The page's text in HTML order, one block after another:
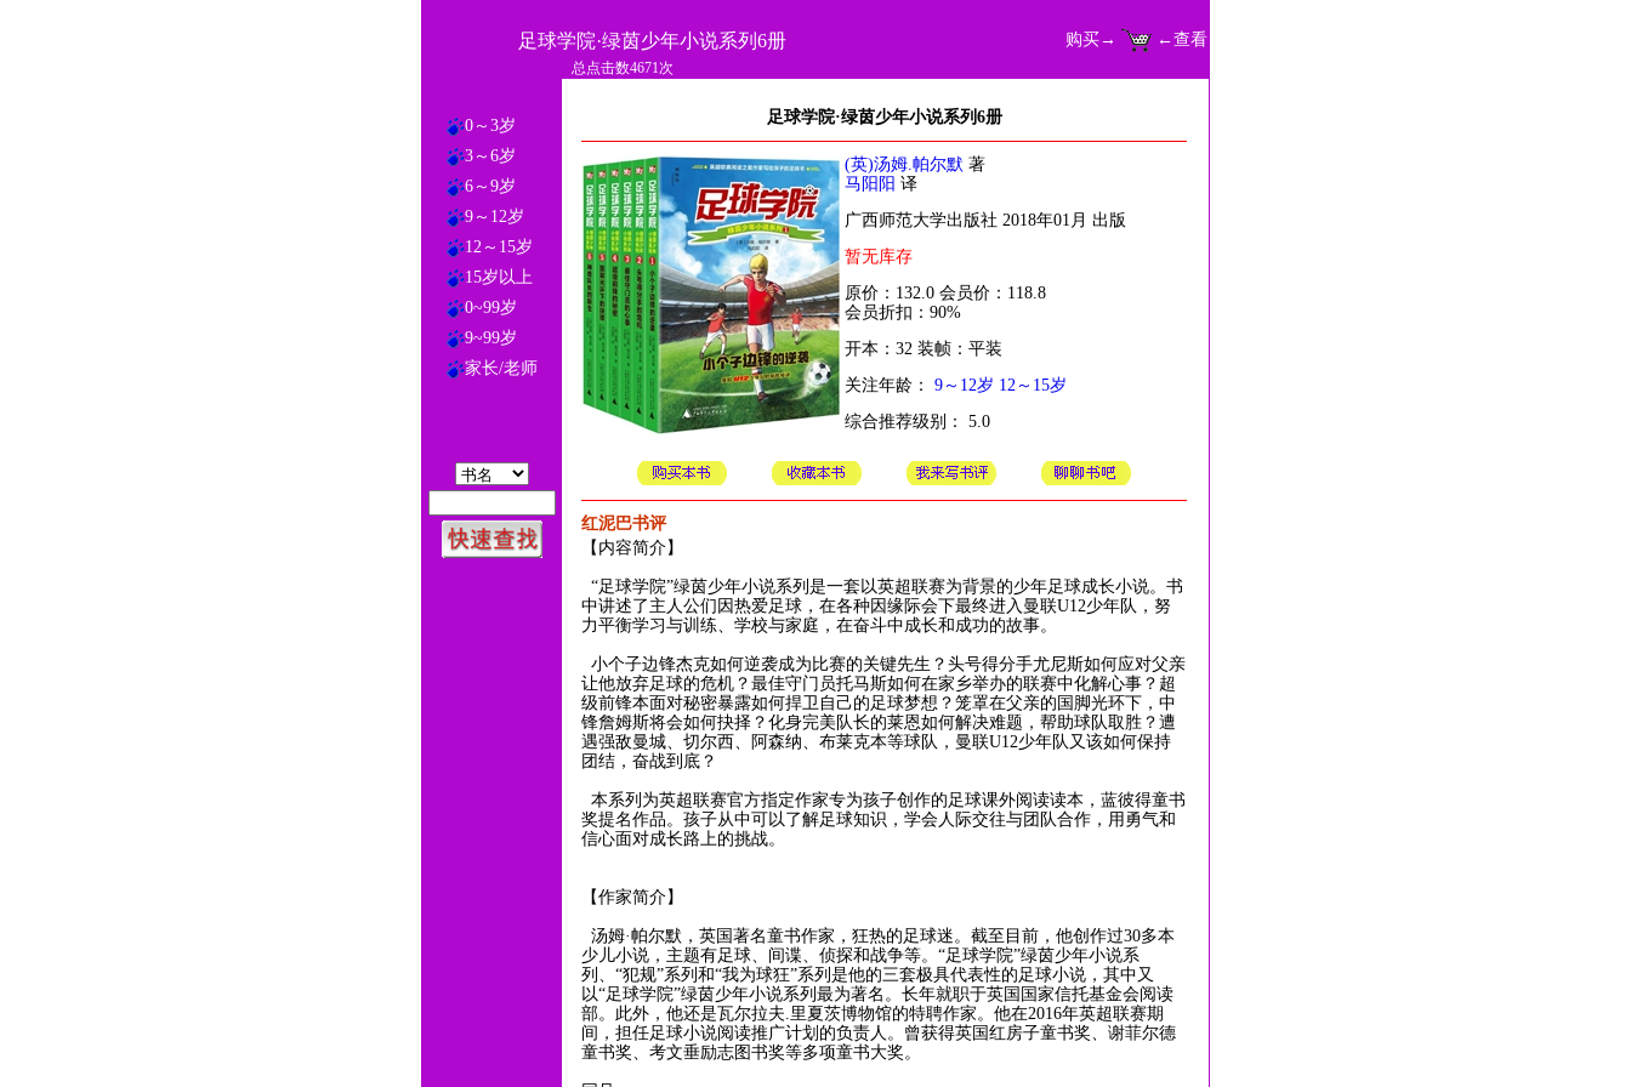
足球学院·绿茵少年小说系列6册 购买→ ←查看
总点击数4671次
0～3岁
3～6岁
6～9岁
9～12岁
12～15岁
15岁以上
0~99岁
9~99岁
家长/老师
足球学院·绿茵少年小说系列6册
(英)汤姆.帕尔默 著
马阳阳 译
广西师范大学出版社 2018年01月 出版
暂无库存
原价：132.0 会员价：118.8
会员折扣：90%
开本：32 装帧：平装
关注年龄： 9～12岁 12～15岁
综合推荐级别： 5.0
红泥巴书评
【内容简介】
“足球学院”绿茵少年小说系列是一套以英超联赛为背景的少年足球成长小说。书
中讲述了主人公们因热爱足球，在各种因缘际会下最终进入曼联U12少年队，努
力平衡学习与训练、学校与家庭，在奋斗中成长和成功的故事。
小个子边锋杰克如何逆袭成为比赛的关键先生？头号得分手尤尼斯如何应对父亲
让他放弃足球的危机？最佳守门员托马斯如何在家乡举办的联赛中化解心事？超
级前锋本面对秘密暴露如何捍卫自己的足球梦想？笼罩在父亲的国脚光环下，中
锋詹姆斯将会如何抉择？化身完美队长的莱恩如何解决难题，帮助球队取胜？遭
遇强敌曼城、切尔西、阿森纳、布莱克本等球队，曼联U12少年队又该如何保持
团结，奋战到底？
本系列为英超联赛官方指定作家专为孩子创作的足球课外阅读读本，蓝彼得童书
奖提名作品。孩子从中可以了解足球知识，学会人际交往与团队合作，用勇气和
信心面对成长路上的挑战。
【作家简介】
汤姆·帕尔默，英国著名童书作家，狂热的足球迷。截至目前，他创作过30多本
少儿小说，主题有足球、间谍、侦探和战争等。“足球学院”绿茵少年小说系
列、“犯规”系列和“我为球狂”系列是他的三套极具代表性的足球小说，其中又
以“足球学院”绿茵少年小说系列最为著名。长年就职于英国国家信托基金会阅读
部。此外，他还是瓦尔拉夫.里夏茨博物馆的特聘作家。他在2016年英超联赛期
间，担任足球小说阅读推广计划的负责人。曾获得英国红房子童书奖、谢菲尔德
童书奖、考文垂励志图书奖等多项童书大奖。